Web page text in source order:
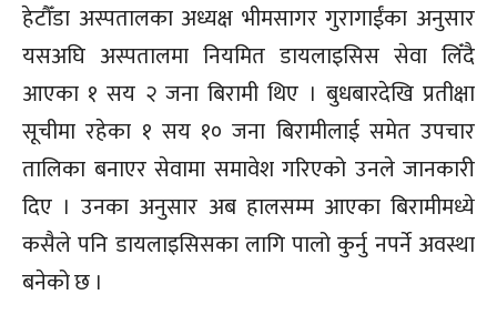
हेटौँडा अस्पतालका अध्यक्ष भीमसागर गुरागाईंका अनुसार
यसअघि अस्पतालमा नियमित डायलाइसिस सेवा लिँदै
आएका १ सय २ जना बिरामी थिए । बुधबारदेखि प्रतीक्षा
सूचीमा रहेका १ सय १० जना बिरामीलाई समेत उपचार
तालिका बनाएर सेवामा समावेश गरिएको उनले जानकारी
दिए । उनका अनुसार अब हालसम्म आएका बिरामीमध्ये
कसैले पनि डायलाइसिसका लागि पालो कुर्नु नपर्ने अवस्था
बनेको छ ।